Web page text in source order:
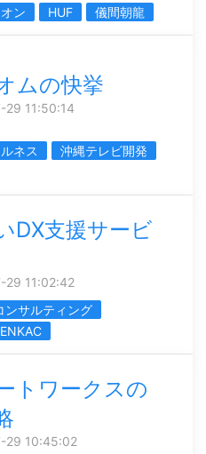
ン HUF 儀間朝龍
ムの快挙
29 11:50:14
ネス
沖縄テレビ開発
DX支援サービ
29 11:02:42
ンサルティング
トワークスの
29 10:45:02